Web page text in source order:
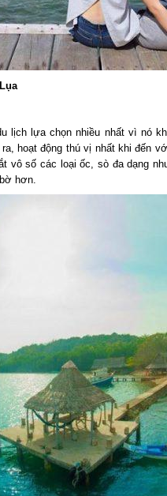
lịch lựa chọn nhiều nhất vì nó
hoạt động thú vị nhất khi đến
số các loại ốc, sò đa dạng
hơn.